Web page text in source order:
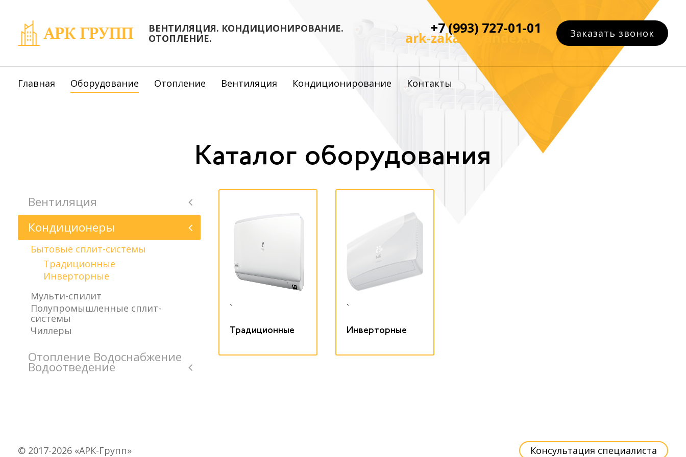
ВЕНТИЛЯЦИЯ. КОНДИЦИОНИРОВАНИЕ.
ОТОПЛЕНИЕ.
+7 (993) 727-01-01
ark-zakaz@yandex.ru Заказать звонок
Главная Оборудование Отопление Вентиляция Кондиционирование Контакты
Каталог оборудования
Вентиляция
Кондиционеры
Бытовые сплит-системы
Традиционные
Инверторные
Мульти-спилит
Полупромышленные сплит-
системы
Чиллеры
Отопление Водоснабжение
Водоотведение
`
Традиционные
`
Инверторные
© 2017-2026 «АРК-Групп» Консультация специалиста